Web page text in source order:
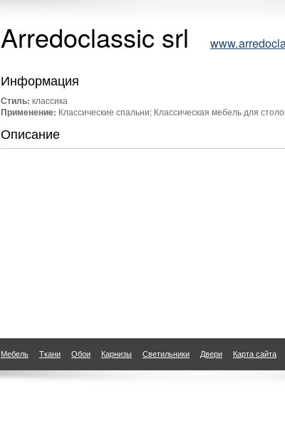
Arredoclassic srl
Информация
Стиль: классика
Применение: Классические спальни; Классическая мебель для
Описание
Мебель Ткани Обои Карнизы Светильники Двери Карта сайта